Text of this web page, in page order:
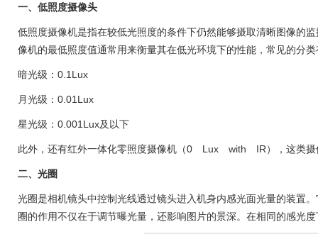
一、低照度摄像头
低照度摄像机是指在较低光照度的条件下仍然能够摄取清晰图像的
像机的最低照度值通常用来衡量其在低光环境下的性能，常见的分类
暗光级：0.1Lux
月光级：0.01Lux
星光级：0.001Lux及以下
此外，还有红外一体化零照度摄像机（0 Lux with IR），这类摄
二、光圈
光圈是相机镜头中控制光线透过镜头进入机身内感光面光量的装置
圈的作用不仅在于调节曝光量，还影响图片的景深。在相同的感光